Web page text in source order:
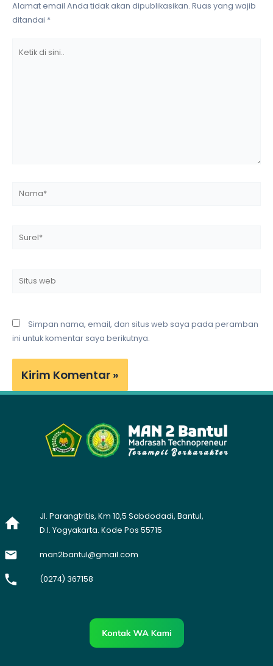
Alamat email Anda tidak akan dipublikasikan. Ruas yang wajib
ditandai *
Nama*
Situs
Simpan nama, email, dan situs web saya pada peramban
ini untuk komentar saya berikutnya.
Jl. Parangtritis, Km 10,5 Sabdodadi, Bantul,
D.I. Yogyakarta. Kode Pos 55715
man2bantul@gmail.com
(0274) 367158